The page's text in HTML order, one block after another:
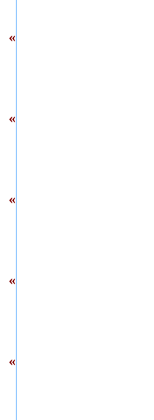
»
»
»
»
»